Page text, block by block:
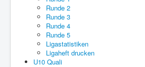
Runde 2
Runde 3
Runde 4
Runde 5
Ligastatistiken
Ligaheft drucken
U10 Quali